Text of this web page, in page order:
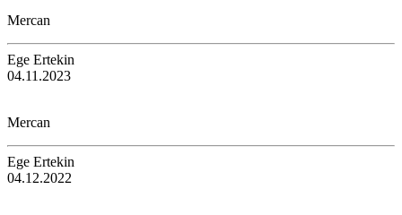
Mercan
Ege Ertekin
04.11.2023
Mercan
Ege Ertekin
04.12.2022